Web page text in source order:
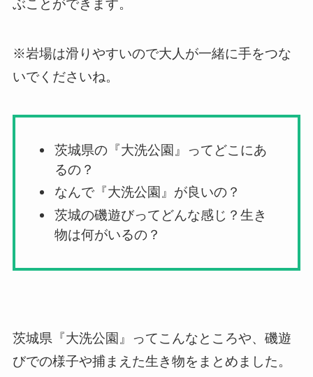
ぶことができます。
※岩場は滑りやすいので大人が一緒に手をつな
いでくださいね。
茨城県の『大洗公園』ってどこにあ
るの？
なんで『大洗公園』が良いの？
茨城の磯遊びってどんな感じ？生き
物は何がいるの？
茨城県『大洗公園』ってこんなところや、磯遊
びでの様子や捕まえた生き物をまとめました。